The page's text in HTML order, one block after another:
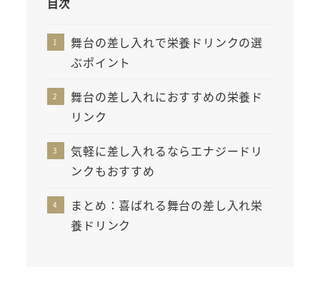
舞台の差し入れで栄養ドリンクの選
ぶポイント
舞台の差し入れにおすすめの栄養ド
リンク
気軽に差し入れるならエナジードリ
ンクもおすすめ
まとめ：喜ばれる舞台の差し入れ栄
養ドリンク